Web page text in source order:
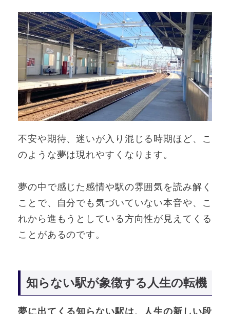
不安や期待、迷いが入り混じる時期ほど、こ
のような夢は現れやすくなります。
夢の中で感じた感情や駅の雰囲気を読み解く
ことで、自分でも気づいていない本音や、こ
れから進もうとしている方向性が見えてくる
ことがあるのです。
知らない駅が象徴する人生の転機
夢に出てくる知らない駅は、人生の新しい段